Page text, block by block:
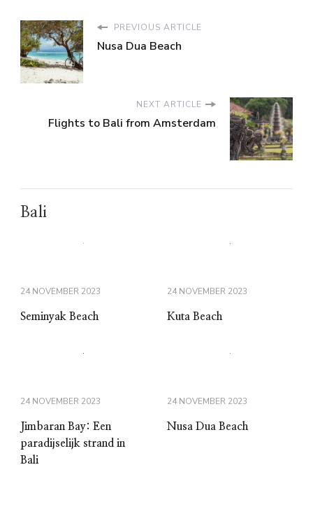
PREVIOUS ARTICLE
Nusa Dua Beach
NEXT ARTICLE
Flights to Bali from Amsterdam
Bali
24 NOVEMBER 2023
Seminyak Beach
24 NOVEMBER 2023
Kuta Beach
24 NOVEMBER 2023
Jimbaran Bay: Een
paradijselijk strand in
Bali
24 NOVEMBER 2023
Nusa Dua Beach